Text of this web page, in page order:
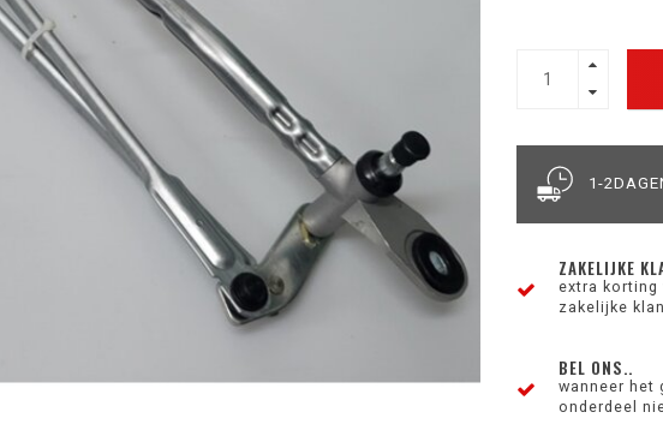
1-
ZAKELIJKE
extra korting
zakelijke
BEL ONS..
wanneer het
onderdeel